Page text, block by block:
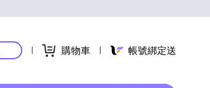
購物車 帳號綁定送